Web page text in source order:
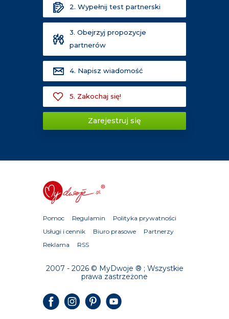
2. Wypełnij test partnerski
3. Obejrzyj propozycje
partnerów
4. Napisz wiadomość
5. Zakochaj się!
Zarejestruj się
Pomoc Regulamin
Polityka prywatności
Usługi i cennik
Biuro prasowe
Partnerzy
Reklama
RSS
2007 - 2026 © MyDwoje ® ; Wszystkie
prawa zastrzeżone